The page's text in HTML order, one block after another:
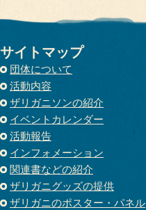
サイトマップ
団体について
活動内容
ザリガニソンの紹介
イベントカレンダー
活動報告
インフォメーション
関連書などの紹介
ザリガニグッズの提供
ザリガニのポスター・パネル